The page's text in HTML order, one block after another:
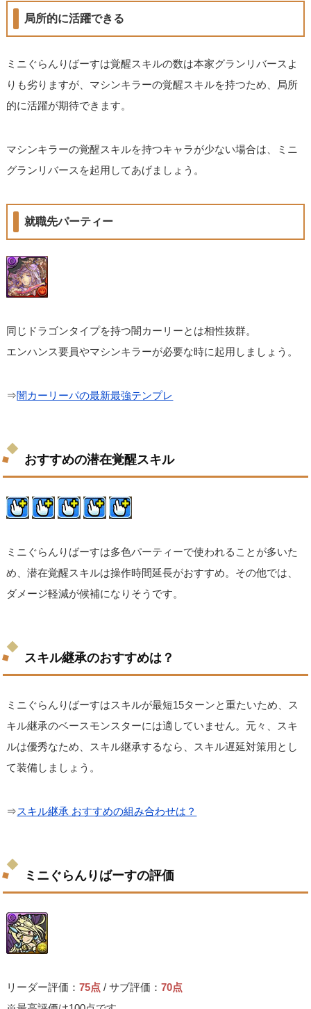
局所的に活躍できる
ミニぐらんりばーすは覚醒スキルの数は本家グランリバースよ
りも劣りますが、マシンキラーの覚醒スキルを持つため、局所
的に活躍が期待できます。
マシンキラーの覚醒スキルを持つキャラが少ない場合は、ミニ
グランリバースを起用してあげましょう。
就職先パーティー
同じドラゴンタイプを持つ闇カーリーとは相性抜群。
エンハンス要員やマシンキラーが必要な時に起用しましょう。
⇒闇カーリーパの最新最強テンプレ
おすすめの潜在覚醒スキル
ミニぐらんりばーすは多色パーティーで使われることが多いた
め、潜在覚醒スキルは操作時間延長がおすすめ。その他では、
ダメージ軽減が候補になりそうです。
スキル継承のおすすめは？
ミニぐらんりばーすはスキルが最短15ターンと重たいため、ス
キル継承のベースモンスターには適していません。元々、スキ
ルは優秀なため、スキル継承するなら、スキル遅延対策用とし
て装備しましょう。
⇒スキル継承 おすすめの組み合わせは？
ミニぐらんりばーすの評価
リーダー評価：75点 / サブ評価：70点